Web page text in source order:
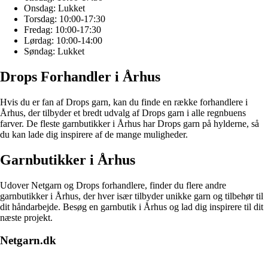
Onsdag: Lukket
Torsdag: 10:00-17:30
Fredag: 10:00-17:30
Lørdag: 10:00-14:00
Søndag: Lukket
Drops Forhandler i Århus
Hvis du er fan af Drops garn, kan du finde en række forhandlere i
Århus, der tilbyder et bredt udvalg af Drops garn i alle regnbuens
farver. De fleste garnbutikker i Århus har Drops garn på hylderne, så
du kan lade dig inspirere af de mange muligheder.
Garnbutikker i Århus
Udover Netgarn og Drops forhandlere, finder du flere andre
garnbutikker i Århus, der hver især tilbyder unikke garn og tilbehør til
dit håndarbejde. Besøg en garnbutik i Århus og lad dig inspirere til dit
næste projekt.
Netgarn.dk